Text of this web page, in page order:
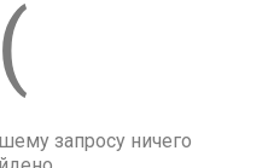
запросу ничего